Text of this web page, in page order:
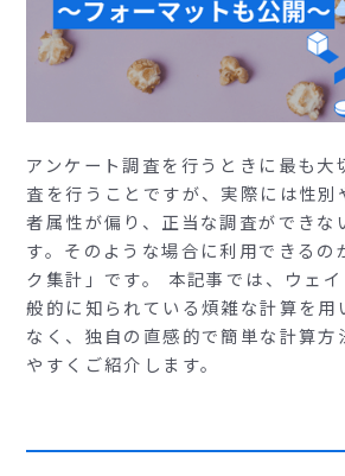
アンケート調査を行うときに最も大
査を行うことですが、実際には性別
者属性が偏り、正当な調査ができな
す。そのような場合に利用できるの
ク集計」です。 本記事では、ウェ
般的に知られている煩雑な計算を用
なく、独自の直感的で簡単な計算方
やすくご紹介します。